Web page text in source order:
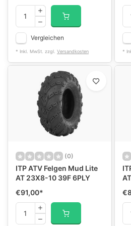
Vergleichen
* Inkl. MwSt. zzgl. Versandkosten *
(0)
ITP ATV Felgen Mud Lite
AT 23X8-10 39F 6PLY
€91,00*